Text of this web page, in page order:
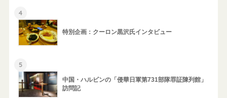
4
特別企画：クーロン黒沢氏インタビュー
5
中国・ハルビンの「侵華日軍第731部隊罪証陳列館」
訪問記